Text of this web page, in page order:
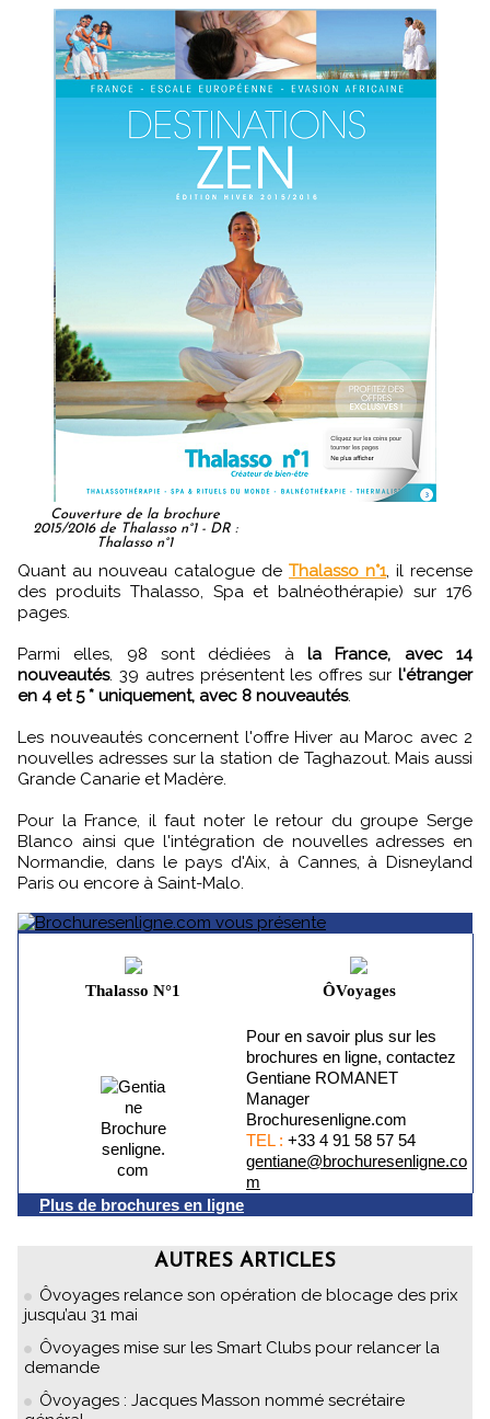
Couverture de la brochure
2015/2016 de Thalasso n°1 - DR :
Thalasso n°1
Quant au nouveau catalogue de Thalasso n°1, il recense
des produits Thalasso, Spa et balnéothérapie) sur 176
pages.
Parmi elles, 98 sont dédiées à la France, avec 14
nouveautés. 39 autres présentent les offres sur l'étranger
en 4 et 5 * uniquement, avec 8 nouveautés.
Les nouveautés concernent l'offre Hiver au Maroc avec 2
nouvelles adresses sur la station de Taghazout. Mais aussi
Grande Canarie et Madère.
Pour la France, il faut noter le retour du groupe Serge
Blanco ainsi que l'intégration de nouvelles adresses en
Normandie, dans le pays d'Aix, à Cannes, à Disneyland
Paris ou encore à Saint-Malo.
Thalasso N°1 ÔVoyages
Pour en savoir plus sur les
brochures en ligne, contactez
Gentiane ROMANET
Manager
Brochuresenligne.com
TEL : +33 4 91 58 57 54
gentiane@brochuresenligne.co
m
Plus de brochures en ligne
AUTRES ARTICLES
Ôvoyages relance son opération de blocage des prix
jusqu’au 31 mai
Ôvoyages mise sur les Smart Clubs pour relancer la
demande
Ôvoyages : Jacques Masson nommé secrétaire